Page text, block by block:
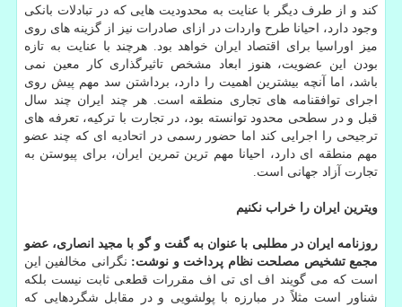
كند و از طرف دیگر با عنایت به محدودیت هایی كه در تبادلات بانكی
وجود دارد، احیانا طرح واردات در ازای صادرات نیز از گزینه های روی
میز اوراسیا برای اقتصاد ایران خواهد بود. هرچند با عنایت به تازه
بودن این عضویت، هنوز ابعاد مشخص تاثیرگذاری كار معین نمی
باشد، اما آنچه بیشترین اهمیت را دارد، برداشتن سد مهم پیش روی
اجرای توافقنامه های تجاری منطقه است. هر چند ایران چند سال
قبل و در سطحی محدود توانسته بود، در تجارت با تركیه، تعرفه های
ترجیحی را اجرایی كند اما حضور رسمی در اتحادیه ای كه چند عضو
مهم منطقه ای دارد، احیانا مهم ترین تمرین ایران، برای پیوستن به
تجارت آزاد جهانی است.
ویترین ایران را خراب نكنیم
روزنامه ایران در مطلبی با عنوان به گفت و گو با مجید انصاری، عضو
مجمع تشخیص مصلحت نظام پرداخت و نوشت: نگرانی مخالفین این
است كه می گویند اف ای تی اف مقررات قطعی ثابت نیست بلكه
شناور است مثلاً در مبارزه با پولشویی و در مقابل شگردهایی كه